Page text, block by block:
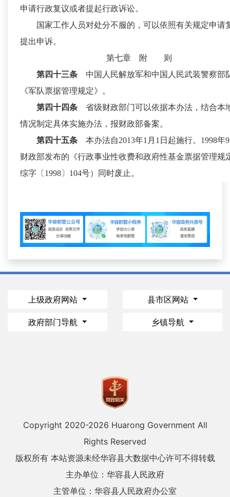
申请行政复议或者提起行政诉讼。
国家工作人员对处分不服的，可以依照有关规定申请
提出申诉。
第七章 附 则
第四十三条 中国人民解放军和中国人民武装警察部
《军队票据管理规定》。
第四十四条 省级财政部门可以依据本办法，结合本
情况制定具体实施办法，报财政部备案。
第四十五条 本办法自2013年1月1日起施行。1998年
财政部发布的《行政事业性收费和政府性基金票据管理规
综字〔1998〕104号）同时废止。
上级政府网站 县市区网站
政府部门导航 乡镇导航
Copyright 2020-2026 Huarong Government All
Rights Reserved
版权所有 本站资源未经华容县大数据中心许可不得转载
主办单位：华容县人民政府
主管单位：华容县人民政府办公室